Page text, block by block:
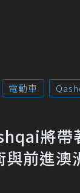
電動車
將帶
與前進澳